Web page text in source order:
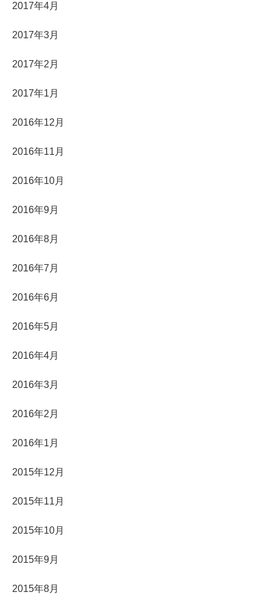
2017年4月
2017年3月
2017年2月
2017年1月
2016年12月
2016年11月
2016年10月
2016年9月
2016年8月
2016年7月
2016年6月
2016年5月
2016年4月
2016年3月
2016年2月
2016年1月
2015年12月
2015年11月
2015年10月
2015年9月
2015年8月